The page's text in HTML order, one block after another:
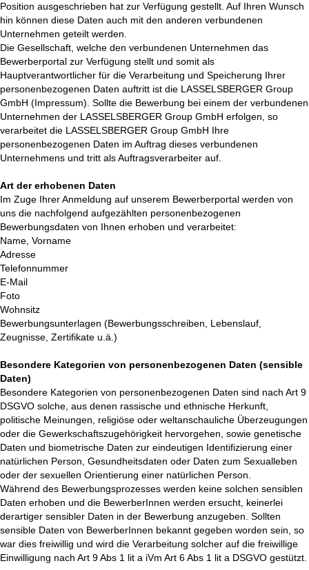
Position ausgeschrieben hat zur Verfügung gestellt. Auf Ihren Wunsch
hin können diese Daten auch mit den anderen verbundenen
Unternehmen geteilt werden.
Die Gesellschaft, welche den verbundenen Unternehmen das
Bewerberportal zur Verfügung stellt und somit als
Hauptverantwortlicher für die Verarbeitung und Speicherung Ihrer
personenbezogenen Daten auftritt ist die LASSELSBERGER Group
GmbH (Impressum). Sollte die Bewerbung bei einem der verbundenen
Unternehmen der LASSELSBERGER Group GmbH erfolgen, so
verarbeitet die LASSELSBERGER Group GmbH Ihre
personenbezogenen Daten im Auftrag dieses verbundenen
Unternehmens und tritt als Auftragsverarbeiter auf.
Art der erhobenen Daten
Im Zuge Ihrer Anmeldung auf unserem Bewerberportal werden von
uns die nachfolgend aufgezählten personenbezogenen
Bewerbungsdaten von Ihnen erhoben und verarbeitet:
Name, Vorname
Adresse
Telefonnummer
E-Mail
Foto
Wohnsitz
Bewerbungsunterlagen (Bewerbungsschreiben, Lebenslauf,
Zeugnisse, Zertifikate u.ä.)
Besondere Kategorien von personenbezogenen Daten (sensible
Daten)
Besondere Kategorien von personenbezogenen Daten sind nach Art 9
DSGVO solche, aus denen rassische und ethnische Herkunft,
politische Meinungen, religiöse oder weltanschauliche Überzeugungen
oder die Gewerkschaftszugehörigkeit hervorgehen, sowie genetische
Daten und biometrische Daten zur eindeutigen Identifizierung einer
natürlichen Person, Gesundheitsdaten oder Daten zum Sexualleben
oder der sexuellen Orientierung einer natürlichen Person.
Während des Bewerbungsprozesses werden keine solchen sensiblen
Daten erhoben und die BewerberInnen werden ersucht, keinerlei
derartiger sensibler Daten in der Bewerbung anzugeben. Sollten
sensible Daten von BewerberInnen bekannt gegeben worden sein, so
war dies freiwillig und wird die Verarbeitung solcher auf die freiwillige
Einwilligung nach Art 9 Abs 1 lit a iVm Art 6 Abs 1 lit a DSGVO gestützt.